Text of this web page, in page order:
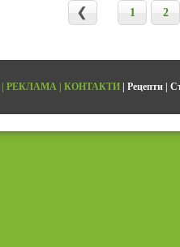
1 2
РЕКЛАМА КОНТАКТИ Рецепти